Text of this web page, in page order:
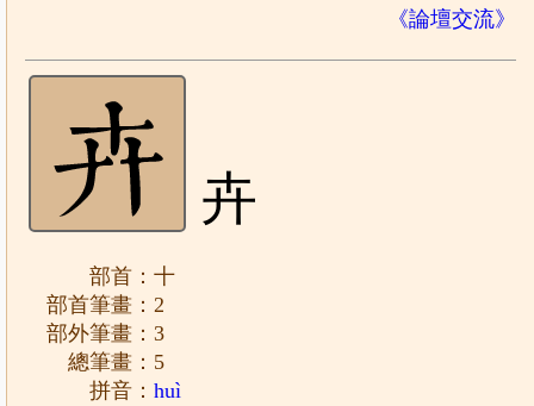
《論壇交流》
卉
部首：十
部首筆畫：2
部外筆畫：3
總筆畫：5
拼音：huì